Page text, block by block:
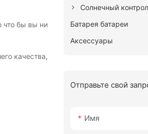
что бы вы ни
качества,
Солнечный
Батарея батареи
Аксессуары
Отправьте свой
Имя